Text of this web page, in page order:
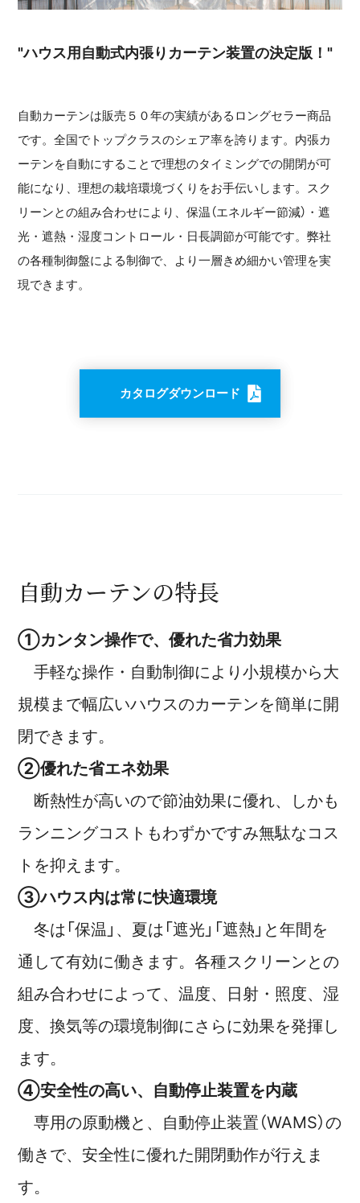
"ハウス用自動式内張りカーテン装置の決定版！"
自動カーテンは販売５０年の実績があるロングセラー商品
です。全国でトップクラスのシェア率を誇ります。内張カ
ーテンを自動にすることで理想のタイミングでの開閉が可
能になり、理想の栽培環境づくりをお手伝いします。スク
リーンとの組み合わせにより、保温（エネルギー節減）・遮
光・遮熱・湿度コントロール・日長調節が可能です。弊社
の各種制御盤による制御で、より一層きめ細かい管理を実
現できます。
カタログダウンロード
自動カーテンの特長
①カンタン操作で、優れた省力効果
手軽な操作・自動制御により小規模から大
規模まで幅広いハウスのカーテンを簡単に開
閉できます。
②優れた省エネ効果
断熱性が高いので節油効果に優れ、しかも
ランニングコストもわずかですみ無駄なコス
トを抑えます。
③ハウス内は常に快適環境
冬は「保温」、夏は「遮光」「遮熱」と年間を
通して有効に働きます。各種スクリーンとの
組み合わせによって、温度、日射・照度、湿
度、換気等の環境制御にさらに効果を発揮し
ます。
④安全性の高い、自動停止装置を内蔵
専用の原動機と、自動停止装置（WAMS）の
働きで、安全性に優れた開閉動作が行えま
す。